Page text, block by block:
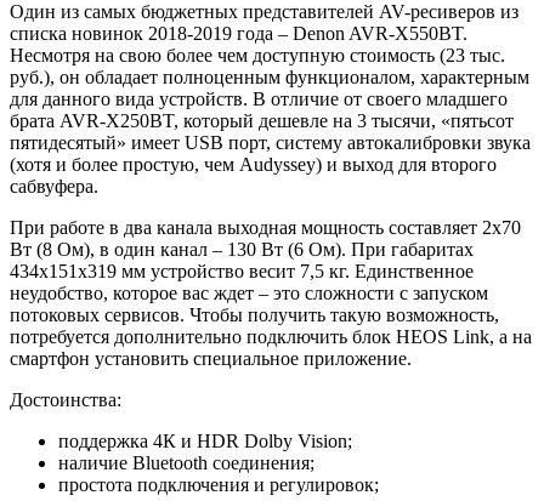
Один из самых бюджетных представителей AV-ресиверов из
списка новинок 2018-2019 года – Denon AVR-X550BT.
Несмотря на свою более чем доступную стоимость (23 тыс.
руб.), он обладает полноценным функционалом, характерным
для данного вида устройств. В отличие от своего младшего
брата AVR-X250BT, который дешевле на 3 тысячи, «пятьсот
пятидесятый» имеет USB порт, систему автокалибровки звука
(хотя и более простую, чем Audyssey) и выход для второго
сабвуфера.
При работе в два канала выходная мощность составляет 2х70
Вт (8 Ом), в один канал – 130 Вт (6 Ом). При габаритах
434х151х319 мм устройство весит 7,5 кг. Единственное
неудобство, которое вас ждет – это сложности с запуском
потоковых сервисов. Чтобы получить такую возможность,
потребуется дополнительно подключить блок HEOS Link, а на
смартфон установить специальное приложение.
Достоинства:
поддержка 4К и HDR Dolby Vision;
наличие Bluetooth соединения;
простота подключения и регулировок;